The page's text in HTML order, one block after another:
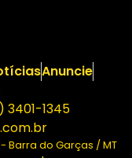
Anuncie
3401-1345
Barra do Garças / MT